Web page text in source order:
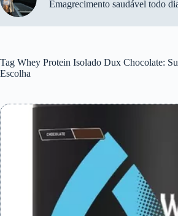
Emagrecimento saudável todo
Tag Whey Protein Isolado Dux Chocolate:
Escolha